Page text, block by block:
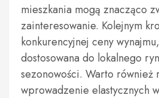
mieszkania mogą znacząco
zainteresowanie. Kolejnym
konkurencyjnej ceny
dostosowana do lokalnego
sezonowości. Warto również
wprowadzenie elastycznych